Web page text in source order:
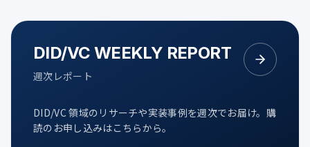
DID/VC WEEKLY REPORT
週次レポート
DID/VC 領域のリサーチや実装事例を週次でお届け。購
読のお申し込みはこちらから。